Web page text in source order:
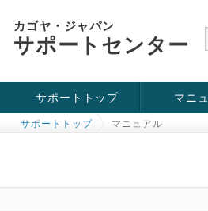
カゴヤ・ジャパン
サポートセンター
サポートトップ
お役立ち情報
チュートリアル
障害・メンテナンス情報
マニ
KVM
OpenVZ
Windows
SSH接続
ドメイン
SSL
サポートトップ マニュアル